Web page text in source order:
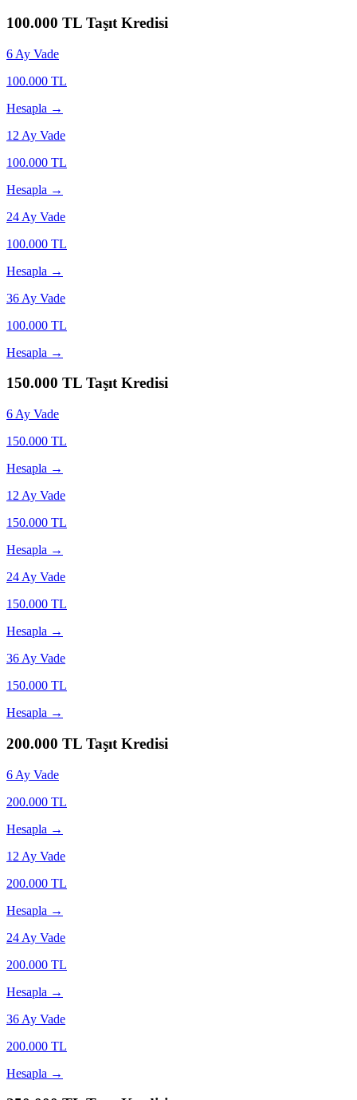
100.000 TL Taşıt Kredisi
6 Ay Vade
100.000 TL
Hesapla →
12 Ay Vade
100.000 TL
Hesapla →
24 Ay Vade
100.000 TL
Hesapla →
36 Ay Vade
100.000 TL
Hesapla →
150.000 TL Taşıt Kredisi
6 Ay Vade
150.000 TL
Hesapla →
12 Ay Vade
150.000 TL
Hesapla →
24 Ay Vade
150.000 TL
Hesapla →
36 Ay Vade
150.000 TL
Hesapla →
200.000 TL Taşıt Kredisi
6 Ay Vade
200.000 TL
Hesapla →
12 Ay Vade
200.000 TL
Hesapla →
24 Ay Vade
200.000 TL
Hesapla →
36 Ay Vade
200.000 TL
Hesapla →